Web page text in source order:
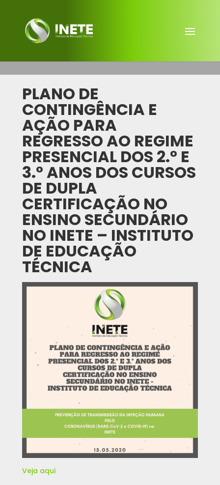
PLANO DE
CONTINGÊNCIA E
AÇÃO PARA
REGRESSO AO REGIME
PRESENCIAL DOS 2.º E
3.º ANOS DOS CURSOS
DE DUPLA
CERTIFICAÇÃO NO
ENSINO SECUNDÁRIO
NO INETE – INSTITUTO
DE EDUCAÇÃO
TÉCNICA
Veja aqui